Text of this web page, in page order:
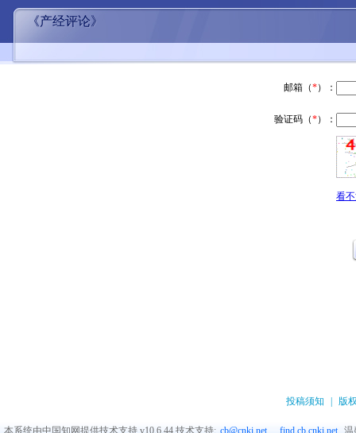
《产经评论》
邮箱（*）：
验证码（*）：
看
投稿须知 版
本系统由中国知网提供技术支持 v10.6.44技术支持: cb@cnki.net find.cb.cnki.net 温